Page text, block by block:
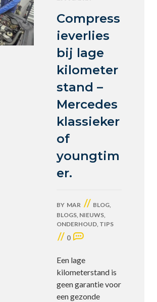
Compress
ieverlies
bij lage
kilometer
stand –
Mercedes
klassieker
of
youngtim
er.
BY MAR // BLOG,
BLOGS, NIEUWS,
ONDERHOUD, TIPS
// 0
Een lage
kilometerstand is
geen garantie voor
een gezonde